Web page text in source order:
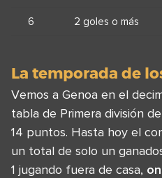
6 2 goles o más
La temporada de
Vemos a Genoa en el
tabla de Primera división
14 puntos. Hasta hoy el
un total de solo un
1 jugando fuera de casa,